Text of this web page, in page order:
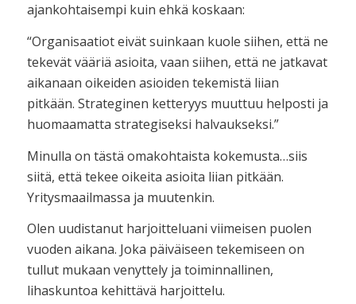
ajankohtaisempi kuin ehkä koskaan:
“Organisaatiot eivät suinkaan kuole siihen, että ne
tekevät vääriä asioita, vaan siihen, että ne jatkavat
aikanaan oikeiden asioiden tekemistä liian
pitkään. Strateginen ketteryys muuttuu helposti ja
huomaamatta strategiseksi halvaukseksi.”
Minulla on tästä omakohtaista kokemusta…siis
siitä, että tekee oikeita asioita liian pitkään.
Yritysmaailmassa ja muutenkin.
Olen uudistanut harjoitteluani viimeisen puolen
vuoden aikana. Joka päiväiseen tekemiseen on
tullut mukaan venyttely ja toiminnallinen,
lihaskuntoa kehittävä harjoittelu.